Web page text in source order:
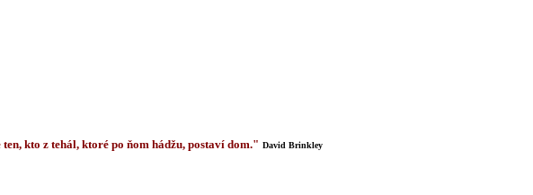
kto z tehál, ktoré po ňom hádžu, postaví dom." David Brinkley